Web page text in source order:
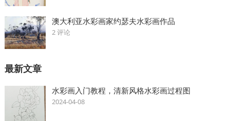
澳大利亚水彩画家约瑟夫水彩画作品
2 评论
最新文章
水彩画入门教程，清新风格水彩画过程图
2024-04-08